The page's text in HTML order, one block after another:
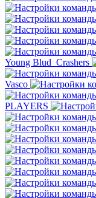
Young Blud Crashers
Vasco
PLAYERS